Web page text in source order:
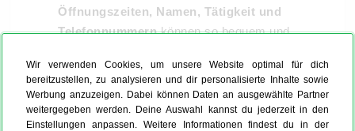
Wir verwenden Cookies, um unsere Website optimal für dich
bereitzustellen, zu analysieren und dir personalisierte Inhalte sowie
Werbung anzuzeigen. Dabei können Daten an ausgewählte Partner
weitergegeben werden. Deine Auswahl kannst du jederzeit in den
Einstellungen anpassen. Weitere Informationen findest du in der
Öffnungszeiten, Namen, Tätigkeit und
Telefonnummernkönnen so bequem und
werden. Du möchtest zusätzlich Dein Schild mit
einem Logo bedrucken? Auch das ist mit dem
MYPOSTER Konfigurator schnell gemacht.